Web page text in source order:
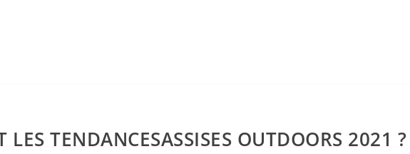
LES TENDANCESASSISES OUTDOORS 2021 ?